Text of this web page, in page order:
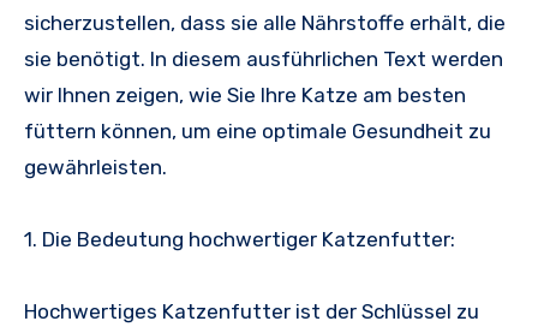
sicherzustellen, dass sie alle Nährstoffe erhält, die
sie benötigt. In diesem ausführlichen Text werden
wir Ihnen zeigen, wie Sie Ihre Katze am besten
füttern können, um eine optimale Gesundheit zu
gewährleisten.
1. Die Bedeutung hochwertiger Katzenfutter:
Hochwertiges Katzenfutter ist der Schlüssel zu